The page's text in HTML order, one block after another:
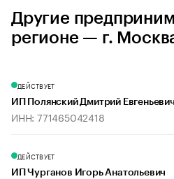
Другие
регионе — г.
ДЕЙСТВУЕТ
ИП Полянский Дмитрий Евгеньевич
ИНН: 771465042418
ДЕЙСТВУЕТ
ИП Чурганов Игорь Анатольевич